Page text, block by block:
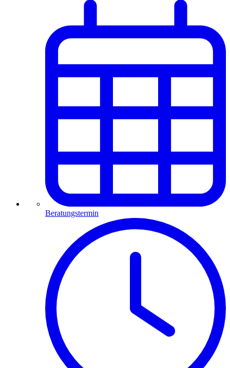
Beratungstermin